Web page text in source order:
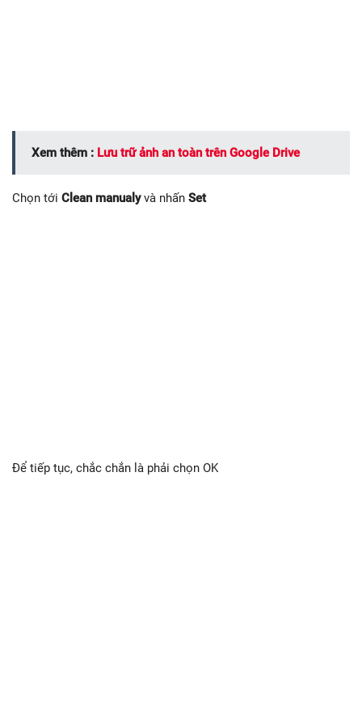
Xem thêm : Lưu trữ ảnh an toàn trên Google Drive
Chọn tới Clean manualyvà nhấn Set
Để tiếp tục, chắc chắn là phải chọn OK